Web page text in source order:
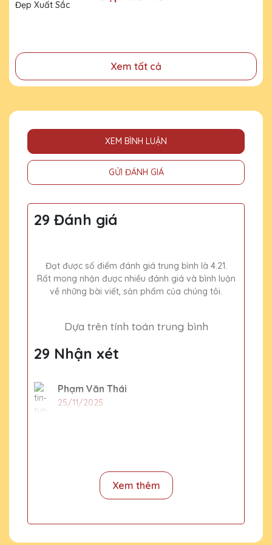
đã cống hiến, đóng góp cho doanh nghiệp, cho cộng
Xem tất cả
XEM BÌNH LUẬN
GỬI ĐÁNH GIÁ
29 Đánh giá
Đạt được số điểm đánh giá trung bình là 4.21.
Rất mong nhận được nhiều đánh giá và bình luận
về những bài viết, sản phẩm của chúng tôi.
Dựa trên tính toán trung bình
29 Nhận xét
Phạm Văn Thái
25/11/2025
Ngô Thị Xuân
Xem thêm